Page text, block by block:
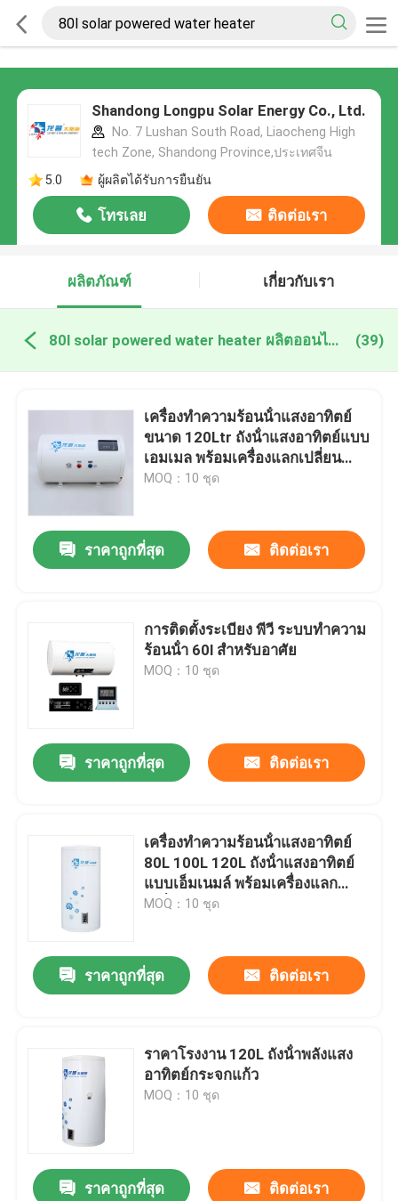
Shandong Longpu Solar Energy Co., Ltd.
No. 7 Lushan South Road, Liaocheng High
tech Zone, Shandong Province,ประเทศจีน
5.0
ผู้ผลิตได้รับการยืนยัน
โทรเลย ติดต่อเรา
ผลิตภัณฑ์ เกี่ยวกับเรา
80l solar powered water heater ผลิตออนไลน์ (39)
เครื่องทําความร้อนน้ําแสงอาทิตย์
ขนาด 120Ltr ถังน้ําแสงอาทิตย์แบบ
เอมเมล พร้อมเครื่องแลกเปลี่ยน
ความร้อนกลมทองแดง
MOQ：10 ชุด
ราคาถูกที่สุด ติดต่อเรา
การติดตั้งระเบียง พีวี ระบบทําความ
ร้อนน้ํา 60l สําหรับอาศัย
MOQ：10 ชุด
ราคาถูกที่สุด ติดต่อเรา
เครื่องทําความร้อนน้ําแสงอาทิตย์
80L 100L 120L ถังน้ําแสงอาทิตย์
แบบเอ็มเนมล์ พร้อมเครื่องแลก
เปลี่ยนความร้อนถังขนาดเล็ก
MOQ：10 ชุด
ราคาถูกที่สุด ติดต่อเรา
ราคาโรงงาน 120L ถังน้ําพลังแสง
อาทิตย์กระจกแก้ว
MOQ：10 ชุด
ราคาถูกที่สุด ติดต่อเรา